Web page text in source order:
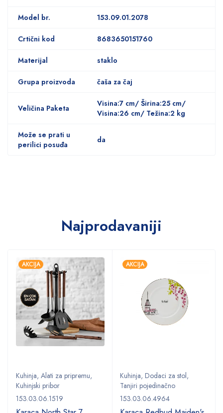
Model br. 153.09.01.2078
Crtični kod 8683650151760
Materijal staklo
Grupa proizvoda čaša za čaj
Veličina Paketa
Visina:7 cm/ Širina:25 cm/
Visina:26 cm/ Težina:2 kg
Može se prati u
perilici posuđa
da
Najprodavaniji
AKCIJA
Kuhinja, Alati za pripremu,
Kuhinjski pribor
153.03.06.1519
AKCIJA
Kuhinja, Dodaci za stol,
Tanjiri pojedinačno
153.03.06.4964